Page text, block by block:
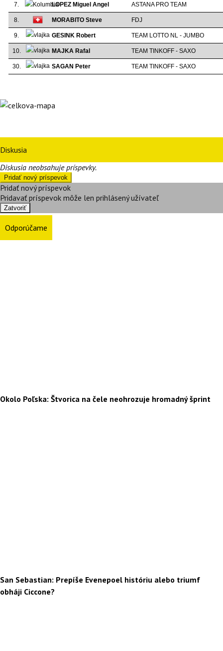
7. LOPEZ Miguel Angel ASTANA PRO TEAM
8. MORABITO Steve FDJ
9. GESINK Robert TEAM LOTTO NL - JUMBO
10. MAJKA Rafal TEAM TINKOFF - SAXO
30. SAGAN Peter TEAM TINKOFF - SAXO
Diskusia
Diskusia neobsahuje príspevky.
Pridať nový príspevok
Pridať nový príspevok
Pridavať príspevok môže len prihlásený užívateľ
Zatvoriť
Odporúčame
Okolo Poľska: Štvorica na čele neohrozuje hromadný šprint
San Sebastian: Prepíše Evenepoel históriu alebo triumf
obháji Ciccone?